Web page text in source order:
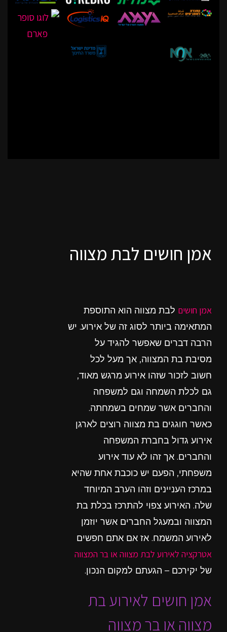
אמן חושים לבת מצווה
אמן חושים לבת מצווה הוא התוספת
המתאימה ביותר לסוג זה של אירוע. יש
הרבה דברים שאפשר להגיד על
מסיבת בת המצווה, אך מעל לכל
חשוב לזכור שזהו אירוע מרגש מאוד,
גם לכלת השמחה וגם למשפחה
והחברים אשר שמחים בשמחתה.
כאשר חוגגים בת מצווה רוצים לארגן
אירוע גדול בחברת המשפחה
והחברים. אך זהו לא עוד אירוע
משפחתי, הפעם יש כוכבת אחת שהיא
במרכז העניינים וזהו הערב המיוחד
שלה. האירוע צפוי להתרכז בכלת בת
המצווה ובמעגל החברים אשר יוזמן
לאירוע המשמח. אז אם אתם חפשים
אטרקציה לאירוע לבת מצווה או בר המצווה
של יקירכם – הגעתם למקום הנכון.
אמן חושים לאירוע בת
מצווה או בר מצווה